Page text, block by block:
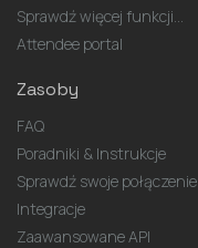
Sprawdź więcej funkcji...
Attendee portal
Zasoby
FAQ
Poradniki & Instrukcje
Sprawdź swoje połączenie
Integracje
Zaawansowane API